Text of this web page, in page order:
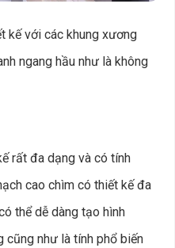
kế với các khung xương
ngang hầu như là không
rất đa dạng và có tính
cao chìm có thiết kế đa
thể dễ dàng tạo hình
cũng như là tính phổ biến